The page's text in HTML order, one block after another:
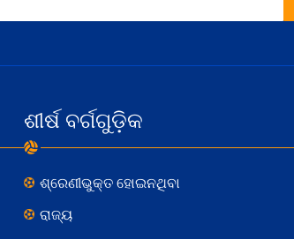
ଶୀର୍ଷ ବର୍ଗଗୁଡ଼ିକ
ଶ୍ରେଣୀଭୁକ୍ତ ହୋଇନଥିବା
ରାଜ୍ୟ